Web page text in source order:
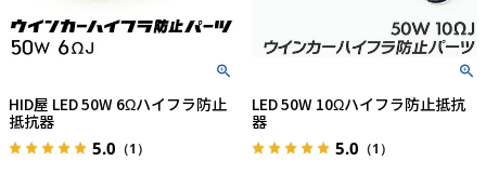
HID屋 LED 50W 6Ωハイフラ防止
抵抗器
5.0 （1）
LED 50W 10Ωハイフラ防止抵抗
器
5.0 （1）